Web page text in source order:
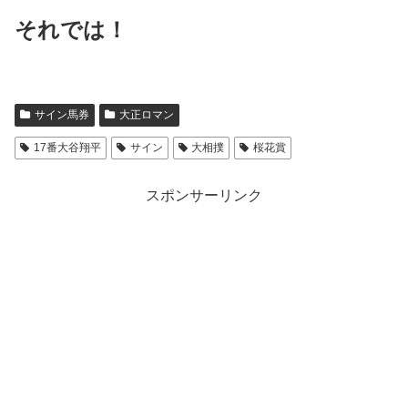
それでは！
サイン馬券 大正ロマン
17番大谷翔平 サイン 大相撲 桜花賞
スポンサーリンク